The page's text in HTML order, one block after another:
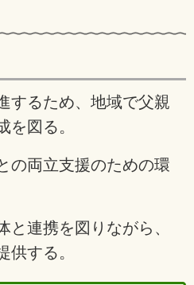
するため、地域で父親
を図る。
の両立支援のための環
と連携を図りながら、
供する。